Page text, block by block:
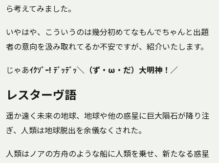
ら考えてみました。
いやはや、こういうのは幾分初めてなもんでちゃんと出題
者の意向を汲み取れてるか不安ですが、紹介いたします。
じゃあｲｸｿﾞｰ! ﾃﾞｯﾃﾞｯ＼（ず・ω・だ）大明神！／
レスターヴ語
遥か遠く未来の地球、地球や他の惑星に巨大隕石が降り注
ぎ、人類は地球脱出を余儀なくされた。
人類はノアの方舟のような船に人類を乗せ、新たなる惑星